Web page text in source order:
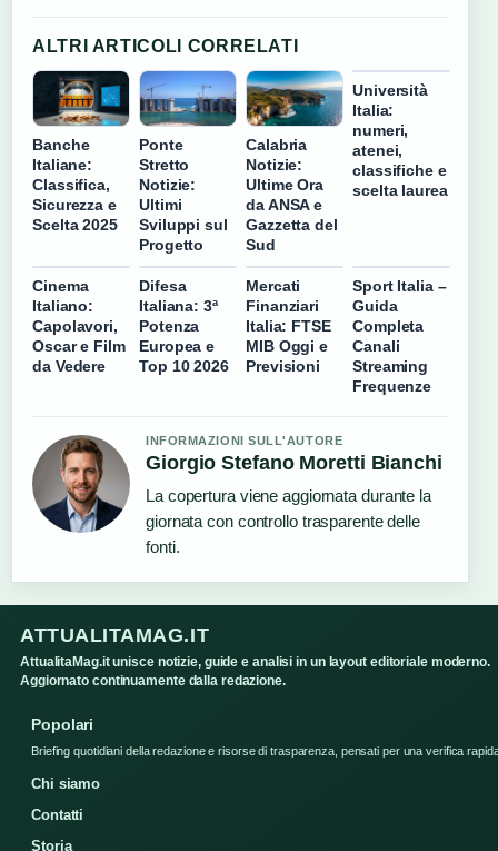
ALTRI ARTICOLI CORRELATI
Banche
Italiane:
Classifica,
Sicurezza e
Scelta 2025
Ponte
Stretto
Notizie:
Ultimi
Sviluppi sul
Progetto
Calabria
Notizie:
Ultime Ora
da ANSA e
Gazzetta del
Sud
Università
Italia:
numeri,
atenei,
classifiche e
scelta laurea
Cinema
Italiano:
Capolavori,
Oscar e Film
da Vedere
Difesa
Italiana: 3ª
Potenza
Europea e
Top 10 2026
Mercati
Finanziari
Italia: FTSE
MIB Oggi e
Previsioni
Sport Italia –
Guida
Completa
Canali
Streaming
Frequenze
INFORMAZIONI SULL'AUTORE
Giorgio Stefano Moretti Bianchi
La copertura viene aggiornata durante la
giornata con controllo trasparente delle
fonti.
ATTUALITAMAG.IT
AttualitaMag.it unisce notizie, guide e analisi in un layout editoriale moderno.
Aggiornato continuamente dalla redazione.
Popolari
Briefing quotidiani della redazione e risorse di trasparenza, pensati per una verifica
Chi siamo
Contatti
Storia